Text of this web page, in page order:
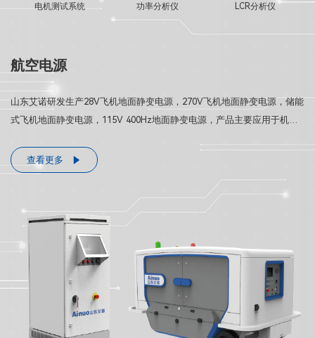
电机测试系统 功率分析仪 LCR分析仪
航空电源
山东艾诺研发生产28V飞机地面静变电源，270V飞机地面静变电源，储能
式飞机地面静变电源，115V 400Hz地面静变电源，产品主要应用于机场
用。查看更多